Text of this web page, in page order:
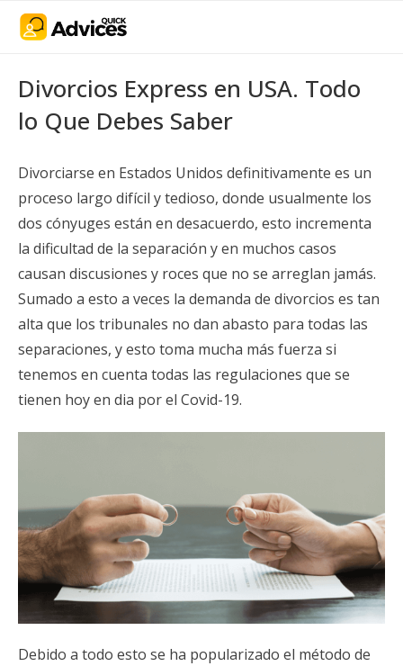
Divorcios Express en USA. Todo
lo Que Debes Saber
Divorciarse en Estados Unidos definitivamente es un
proceso largo difícil y tedioso, donde usualmente los
dos cónyuges están en desacuerdo, esto incrementa
la dificultad de la separación y en muchos casos
causan discusiones y roces que no se arreglan jamás.
Sumado a esto a veces la demanda de divorcios es tan
alta que los tribunales no dan abasto para todas las
separaciones, y esto toma mucha más fuerza si
tenemos en cuenta todas las regulaciones que se
tienen hoy en dia por el Covid-19.
Debido a todo esto se ha popularizado el método de